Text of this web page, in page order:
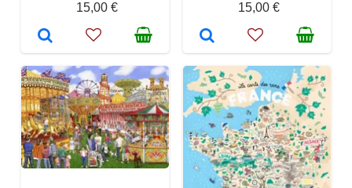
15,00 €
15,00 €